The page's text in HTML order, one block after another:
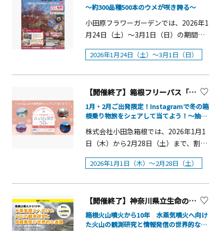
ます。特産の十郎梅干しや地元で穫れ
た柑橘類などの販売のほか、食堂では
梅の香うどんや梅ごはんの提供も行わ
は寿獅子舞や祭囃子などのイベントも
所：&nbsp; 9：00～16：00 梅の
里食堂：11：00～14：00 売
店 ：&nbsp; 9：00～16：00 ※
問い合わせ：曽我別所梅まつり観光協
み ※天候や入場者数などの状況によ
り終了時間は変動します。 ※数に限
りがあり、無くなり次第終了となりま
2/8（日）、11（水祝）、15（日）、
22（日）、23（月祝）、3/1（日） 計6
寿獅子舞 梅林内野外ステージ
～約300品種500本のウメが咲き誇る～
小田原フラワーガーデンでは、2026年1
月24日（土）～3月1日（日）の期間、
梅まつりが開催されます。早咲きから
遅咲きまで約300品種500本の梅が植栽
さをぜひお楽しみください。 概要■見
頃：1月下旬～3月上旬■梅まつり開催
期間：2026年1月24日（土）～3月1日
（日）■見どころ早咲きから遅咲きま
で関東最多級の品種数を誇る当園だか
なり」を感じてみてください。■品 種
れた小田原を代表する銘梅。果肉が厚
いため、梅干用の最高品種とされ
る。・お勧めの梅-2「輪違い」特徴
2026年1月24日（土）～3月1日（日）
【開催終了】箱根フリーパス「ハッシュタグ＆フォトキャンペーン」
1月・2月ご出発限定！Instagramで冬の箱
根乗り物旅をシェアして当てよう！～抽選
メアイテムをプレゼント！～
株式会社小田急箱根では、2026年1月1
日（木）から2月28日（土）まで、割引
周遊券「箱根フリーパス」を利用した
箱根旅行の体験をInstagramに投稿し
ペーン」を実施されます。冬の箱根
は、身体を芯から温める温泉をはじ
め、冠雪した富士山や大涌谷の雄大な
2026年1月1日（木）～2月28日（土）
【開催終了】神奈川県立生命の星・地球博物館 国際シンポジウム開催！
箱根火山噴火から10年 水蒸気噴火へ向け
た火山の観測研究と情報発信の世界的な進